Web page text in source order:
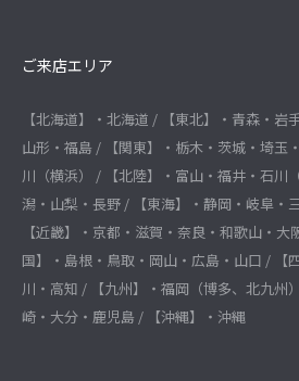
ご来店エリア
【北海道】・北海道 / 【東北】・青森・岩
山形・福島 / 【関東】・栃木・茨城・埼玉
川（横浜） / 【北陸】・富山・福井・石川
潟・山梨・長野 / 【東海】・静岡・岐阜・
【近畿】・京都・滋賀・奈良・和歌山・
国】・島根・鳥取・岡山・広島・山口 / 【
川・高知 / 【九州】・福岡（博多、北九州
崎・大分・鹿児島 / 【沖縄】・沖縄